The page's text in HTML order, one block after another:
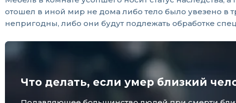
отошел в иной мир не дома либо тело было увезено в
непригодны, либо они будут подлежать обработке
Что делать, если умер близкий